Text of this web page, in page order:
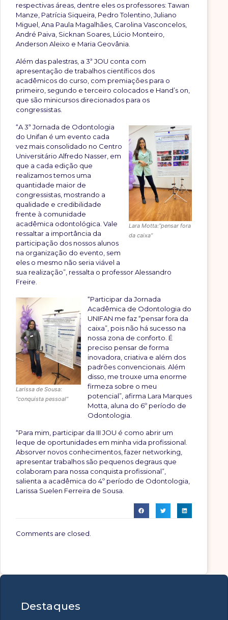
respectivas áreas, dentre eles os professores: Tawan
Manze, Patrícia Siqueira, Pedro Tolentino, Juliano
Miguel, Ana Paula Magalhães, Carolina Vasconcelos,
André Paiva, Sicknan Soares, Lúcio Monteiro,
Anderson Aleixo e Maria Geovânia.
Além das palestras, a 3ª JOU conta com
apresentação de trabalhos científicos dos
acadêmicos do curso, com premiações para o
primeiro, segundo e terceiro colocados e Hand’s on,
que são minicursos direcionados para os
congressistas.
Lara Motta:”pensar fora
da caixa”
“A 3ª Jornada de Odontologia
do Unifan é um evento cada
vez mais consolidado no Centro
Universitário Alfredo Nasser, em
que a cada edição que
realizamos temos uma
quantidade maior de
congressistas, mostrando a
qualidade e credibilidade
frente à comunidade
acadêmica odontológica. Vale
ressaltar a importância da
participação dos nossos alunos
na organização do evento, sem
eles o mesmo não seria viável a
sua realização”, ressalta o professor Alessandro
Freire.
Larissa de Sousa:
“conquista pessoal”
“Participar da Jornada
Acadêmica de Odontologia do
UNIFAN me faz “pensar fora da
caixa”, pois não há sucesso na
nossa zona de conforto. É
preciso pensar de forma
inovadora, criativa e além dos
padrões convencionais. Além
disso, me trouxe uma enorme
firmeza sobre o meu
potencial”, afirma Lara Marques
Motta, aluna do 6º período de
Odontologia.
“Para mim, participar da III JOU é como abrir um
leque de oportunidades em minha vida profissional.
Absorver novos conhecimentos, fazer networking,
apresentar trabalhos são pequenos degraus que
colaboram para nossa conquista profissional”,
salienta a acadêmica do 4º período de Odontologia,
Larissa Suelen Ferreira de Sousa.
Comments are closed.
Destaques